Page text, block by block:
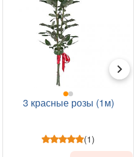
3 красные розы (1м)
(1)